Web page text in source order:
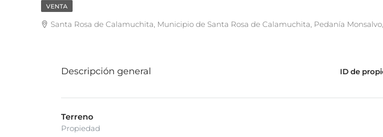
VENTA
Santa Rosa de Calamuchita, Municipio de Santa Rosa de Calamuchita, Pedanía
Descripción general ID de
Terreno
Propiedad